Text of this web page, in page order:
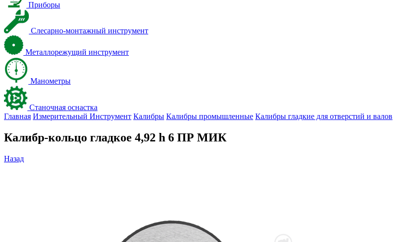
Приборы
Слесарно-монтажный инструмент
Металлорежущий инструмент
Манометры
Станочная оснастка
Главная Измерительный Инструмент Калибры Калибры промышленные Калибры гладкие для отверстий и валов
Калибр-кольцо гладкое 4,92 h 6 ПР МИК
Назад